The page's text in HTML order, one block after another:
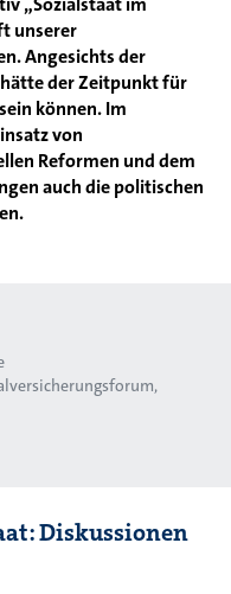
unserer
Angesichts der
der Zeitpunkt für
können. Im
von
Reformen und dem
auch die politischen
Diskussionen